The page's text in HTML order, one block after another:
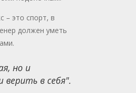
– это спорт, в
должен уметь
но и
верить в себя".